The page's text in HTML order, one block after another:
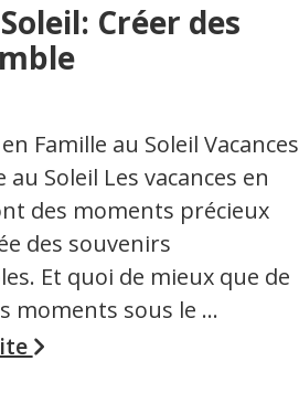
Créer des
Famille au Soleil Vacances
au Soleil Les vacances en
des moments précieux
des souvenirs
Et quoi de mieux que de
moments sous le …